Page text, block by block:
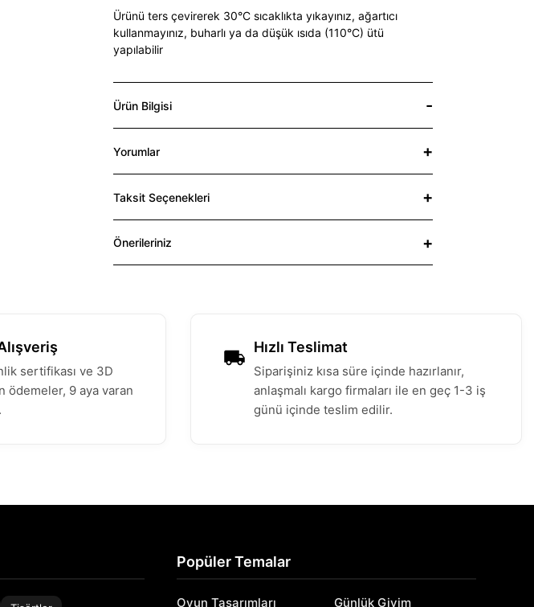
Ürünü ters çevirerek 30°C sıcaklıkta yıkayınız, ağartıcı
kullanmayınız, buharlı ya da düşük ısıda (110°C) ütü
yapılabilir
Ürün Bilgisi
Yorumlar
Taksit Seçenekleri
Önerileriniz
sertifikası ve 3D
ödemeler, 9 aya varan
Hızlı Teslimat
Siparişiniz kısa süre içinde hazırlanır,
anlaşmalı kargo firmaları ile en geç 1-3 iş
günü içinde teslim edilir.
Popüler Temalar
Oyun Tasarımları Günlük Giyim